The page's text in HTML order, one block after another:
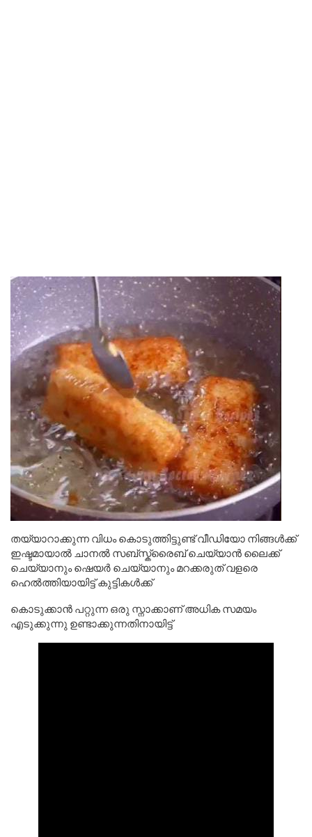
തയ്യാറാക്കുന്ന വിധം കൊടുത്തിട്ടുണ്ട് വീഡിയോ നിങ്ങൾക്ക്
ഇഷ്ടമായാൽ ചാനൽ സബ്സ്ക്രൈബ് ചെയ്യാൻ ലൈക്ക്
ചെയ്യാനും ഷെയർ ചെയ്യാനും മറക്കരുത് വളരെ
ഹെൽത്തിയായിട്ട് കുട്ടികൾക്ക്
കൊടുക്കാൻ പറ്റുന്ന ഒരു സ്നാക്കാണ് അധിക സമയം
എടുക്കുന്നു ഉണ്ടാക്കുന്നതിനായിട്ട്